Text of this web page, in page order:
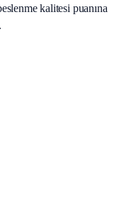
kalitesi puanına